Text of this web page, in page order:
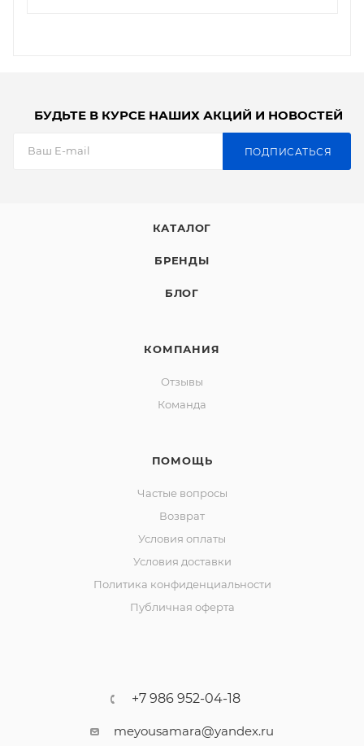
БУДЬТЕ В КУРСЕ НАШИХ АКЦИЙ И НОВОСТЕЙ
ПОДПИСАТЬСЯ
КАТАЛОГ
БРЕНДЫ
БЛОГ
КОМПАНИЯ
Отзывы
Команда
ПОМОЩЬ
Частые вопросы
Возврат
Условия оплаты
Условия доставки
Политика конфиденциальности
Публичная оферта
+7 986 952-04-18
meyousamara@yandex.ru